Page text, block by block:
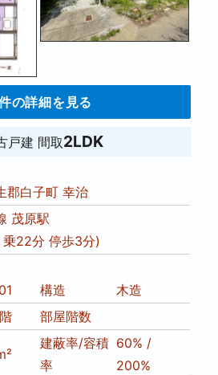
の詳細を見る
戸建 間取2LDK
郡白子町 幸治
茂原駅
22分 停歩3分)
構造
木造
部屋階数
建蔽率/容積
率
60% /
200%